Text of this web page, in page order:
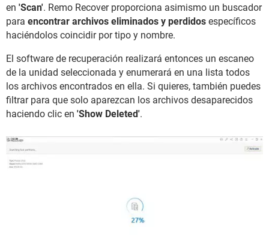
en 'Scan'. Remo Recover proporciona asimismo un buscador
para encontrar archivos eliminados y perdidos específicos
haciéndolos coincidir por tipo y nombre.
El software de recuperación realizará entonces un escaneo
de la unidad seleccionada y enumerará en una lista todos
los archivos encontrados en ella. Si quieres, también puedes
filtrar para que solo aparezcan los archivos desaparecidos
haciendo clic en 'Show Deleted'.